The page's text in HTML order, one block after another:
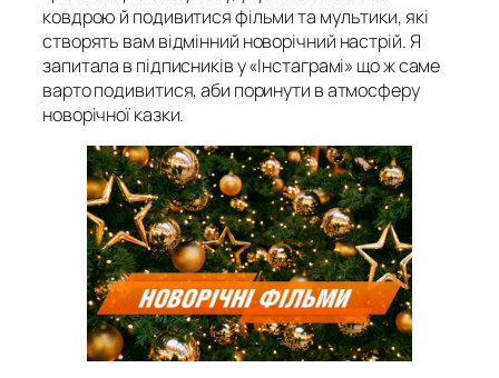
ковдрою й подивитися фільми та мультики, які
створять вам відмінний новорічний настрій. Я
запитала в підписників у «Інстаграмі» що ж саме
варто подивитися, аби поринути в атмосферу
новорічної казки.